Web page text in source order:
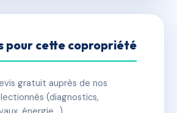
pour cette copropriété
gratuit auprès de nos
(diagnostics,